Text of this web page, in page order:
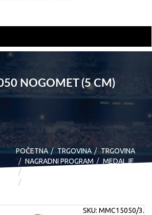
NOGOMET (5 CM)
POČETNA TRGOVINA
TRGOVINA
NAGRADNI PROGRAM
MEDALJE
SKU: MMC15050/3.